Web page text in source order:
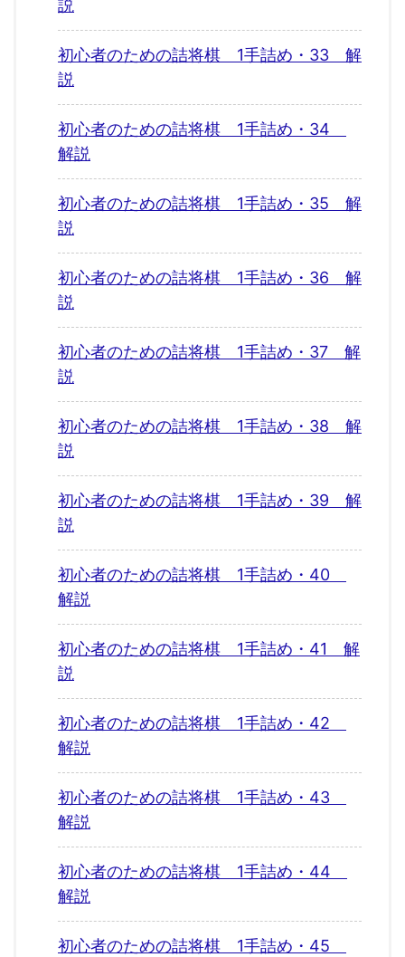
説
初心者のための詰将棋 1手詰め・33 解
説
初心者のための詰将棋 1手詰め・34
解説
初心者のための詰将棋 1手詰め・35 解
説
初心者のための詰将棋 1手詰め・36 解
説
初心者のための詰将棋 1手詰め・37 解
説
初心者のための詰将棋 1手詰め・38 解
説
初心者のための詰将棋 1手詰め・39 解
説
初心者のための詰将棋 1手詰め・40
解説
初心者のための詰将棋 1手詰め・41 解
説
初心者のための詰将棋 1手詰め・42
解説
初心者のための詰将棋 1手詰め・43
解説
初心者のための詰将棋 1手詰め・44
解説
初心者のための詰将棋 1手詰め・45